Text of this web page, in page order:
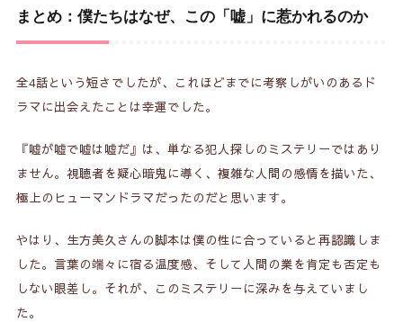
まとめ：僕たちはなぜ、この「嘘」に惹かれるのか
全4話という短さでしたが、これほどまでに考察しがいのあるド
ラマに出会えたことは幸運でした。
『嘘が嘘で嘘は嘘だ』は、単なる犯人探しのミステリーではあり
ません。視聴者を疑心暗鬼に導く、複雑な人間の感情を描いた、
極上のヒューマンドラマだったのだと思います。
やはり、生方美久さんの脚本は僕の性に合っていると再認識しま
した。言葉の端々に宿る温度感、そして人間の業を肯定も否定も
しない眼差し。それが、このミステリーに深みを与えていまし
た。